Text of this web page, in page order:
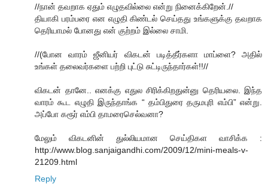
//நான் தவறாக ஏதும் எழுதவில்லை என்று நினைக்கிறேன்.//
தியாகி பரம்பரை என எழுதி கிண்டல் செய்தது உங்களுக்கு தவறாக
தெரியாமல் போனது என் குற்றம் இல்லை சாமி.
//(போன வாரம் ஜீனியர் விகடன் படித்தீர்களா மாப்ளை? அதில்
உங்கள் தலைவர்களை பற்றி புட்டு சுட்டிருந்தார்கள்!!//
விகடன் தானே.. எனக்கு எதுல சிரிக்கிறதுன்னு தெரியலை. இந்த
வாரம் கூட எழுதி இருந்தாங்க “ தம்பிதுரை தருமபுரி எம்பி” என்று.
அப்போ கரூர் எம்பி தாமரைசெல்வனா?
மேலும் விகடனின் துல்லியமான செய்திகள வாசிக்க :
http://www.blog.sanjaigandhi.com/2009/12/mini-meals-v-
21209.html
Reply